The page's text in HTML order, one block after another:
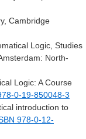
Cambridge
Logic, Studies
North-
Logic: A Course
0-19-850048-3
introduction to
978-0-12-